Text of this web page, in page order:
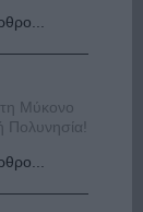
Μύκονο
Πολυνησία!